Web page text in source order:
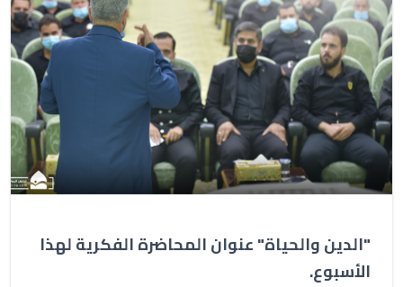
"الدين والحياة" عنوان المحاضرة الفكرية لهذا
الأسبوع.